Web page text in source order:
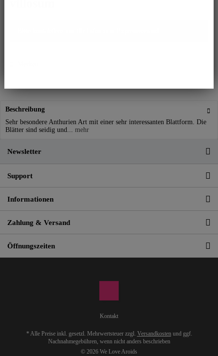
Beschreibung
Sehr besondere Anthurien Art mit einer sehr interessanten Blattform. Die
Blätter sind seidig und... mehr
Newsletter
Support
Informationen
Zahlung & Versand
Öffnungszeiten
Kontakt
* Alle Preise inkl. gesetzl. Mehrwertsteuer zzgl. Versandkostenund ggf.
Nachnahmegebühren, wenn nicht anders beschrieben
© 2026 We Love Aroids